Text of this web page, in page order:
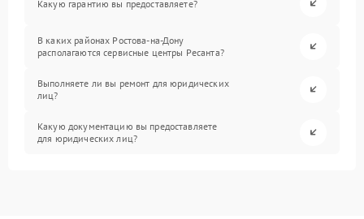
Какую гарантию вы предоставляете?
В каких районах Ростова-на-Дону
располагаются сервисные центры Ресанта?
Выполняете ли вы ремонт для юридических
лиц?
Какую документацию вы предоставляете
для юридических лиц?